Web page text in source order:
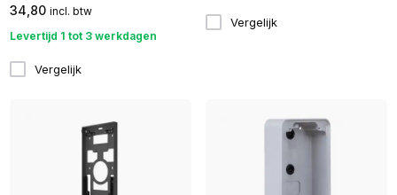
34,80 incl. btw
Levertijd 1 tot 3 werkdagen
Vergelijk
Vergelijk